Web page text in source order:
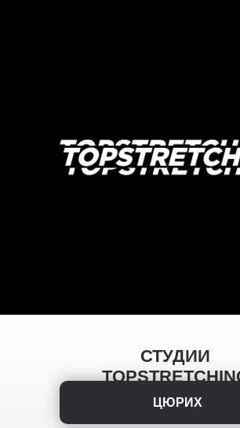
СТУДИИ
ЦЮРИХ